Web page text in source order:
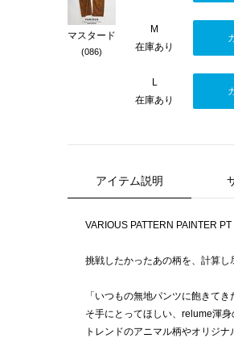
マスタード
(086)
M
在庫あり
L
在庫あり
アイテム説明
VARIOUS PATTERN PAINTER PT
挑戦したかったあの柄を、計算し
「いつもの無地パンツに飽きて
そ手にとってほしい、relume渾身
トレンドのアニマル柄やオリジ